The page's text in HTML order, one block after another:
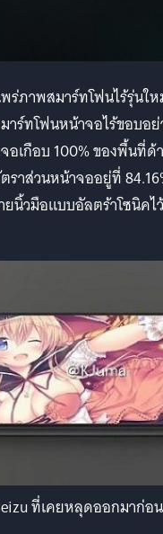
ร่ภาพสมาร์ทโฟนไร้รุ่นใ
ร์ทโฟนหน้าจอไร้ขอบอย่
อเกือบ 100% ของพื้นที่ด้
ราส่วนหน้าจออยู่ที่
นิ้วมือแบบอัลตร้าโซนิคไว้
ที่เคยหลุดออกมาก่อ